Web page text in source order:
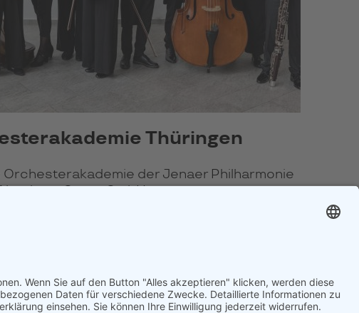
Thüringen
Orchesterakademie der Jenaer Philharmonie